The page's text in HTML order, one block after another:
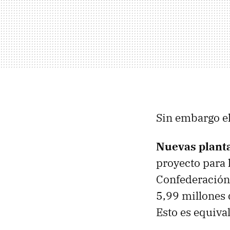
Sin embargo
Nuevas
proyecto para
5,99 millones
Esto es